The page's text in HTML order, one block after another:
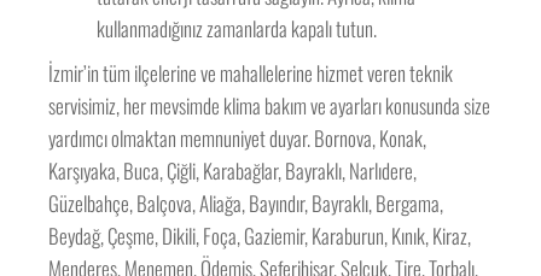
kullanmadığınız zamanlarda kapalı tutun.
İzmir’in tüm ilçelerine ve mahallelerine hizmet veren teknik
servisimiz, her mevsimde klima bakım ve ayarları konusunda size
yardımcı olmaktan memnuniyet duyar. Bornova, Konak,
Karşıyaka, Buca, Çiğli, Karabağlar, Bayraklı, Narlıdere,
Güzelbahçe, Balçova, Aliağa, Bayındır, Bayraklı, Bergama,
Beydağ, Çeşme, Dikili, Foça, Gaziemir, Karaburun, Kınık, Kiraz,
Menderes, Menemen, Ödemiş, Seferihisar, Selçuk, Tire, Torbalı,